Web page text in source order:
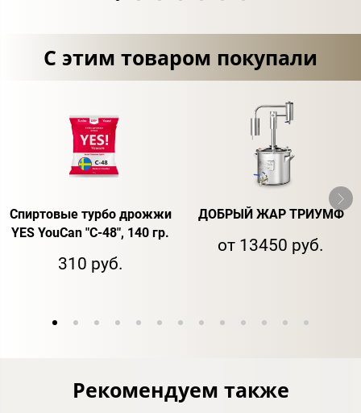
С этим товаром покупали
Спиртовые турбо дрожжи
YES YouCan "C-48", 140 гр.
310 руб.
ДОБРЫЙ ЖАР ТРИУМФ
от 13450 руб.
Рекомендуем также